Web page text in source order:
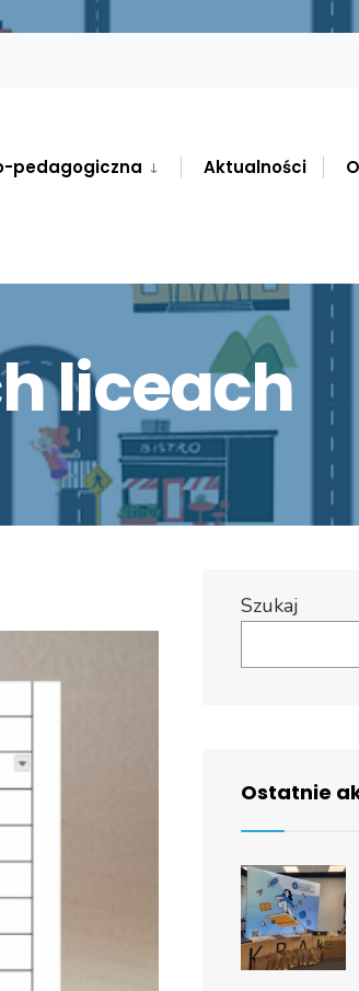
pedagogiczna Aktualności
liceach
Szukaj
Ostatnie